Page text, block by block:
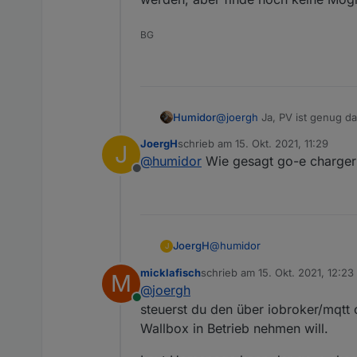
BG
Humidor@joergh Ja, PV ist genug
Keba hab ich und fkt. super.
die ist aber schon recht
J
Offline
JoergHschrieb am 15. Okt. 2021, 11:29
zuletzt editiert von
@humidor Wie gesagt go-e
J JoergH@humidor
Es gibt ein paar ganz
Allerdings lade ich meinen
den Lade-Start und Stop
dazwischen immer genug
M
Online
micklafischschrieb am 15. Okt. 2021, 12:23
zuletzt editiert von
@joergh
steuerst du den über iobroker/mqtt
Wallbox in Betrieb nehmen will.